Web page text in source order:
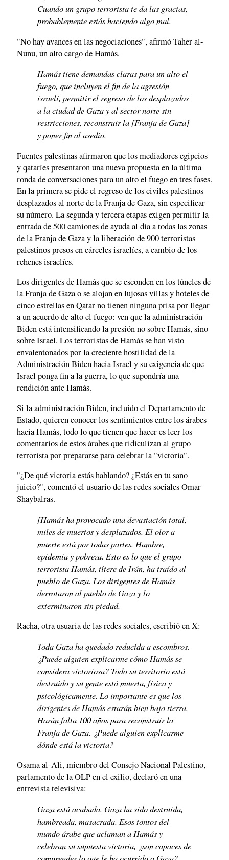
Cuando un grupo terrorista te da las gracias,
probablemente estás haciendo algo mal.
"No hay avances en las negociaciones", afirmó Taher al-
Nunu, un alto cargo de Hamás.
Hamás tiene demandas claras para un alto el
fuego, que incluyen el fin de la agresión
israelí, permitir el regreso de los desplazados
a la ciudad de Gaza y al sector norte sin
restricciones, reconstruir la [Franja de Gaza]
y poner fin al asedio.
Fuentes palestinas afirmaron que los mediadores egipcios
y qataríes presentaron una nueva propuesta en la última
ronda de conversaciones para un alto el fuego en tres fases.
En la primera se pide el regreso de los civiles palestinos
desplazados al norte de la Franja de Gaza, sin especificar
su número. La segunda y tercera etapas exigen permitir la
entrada de 500 camiones de ayuda al día a todas las zonas
de la Franja de Gaza y la liberación de 900 terroristas
palestinos presos en cárceles israelíes, a cambio de los
rehenes israelíes.
Los dirigentes de Hamás que se esconden en los túneles de
la Franja de Gaza o se alojan en lujosas villas y hoteles de
cinco estrellas en Qatar no tienen ninguna prisa por llegar
a un acuerdo de alto el fuego: ven que la administración
Biden está intensificando la presión no sobre Hamás, sino
sobre Israel. Los terroristas de Hamás se han visto
envalentonados por la creciente hostilidad de la
Administración Biden hacia Israel y su exigencia de que
Israel ponga fin a la guerra, lo que supondría una
rendición ante Hamás.
Si la administración Biden, incluido el Departamento de
Estado, quieren conocer los sentimientos entre los árabes
hacia Hamás, todo lo que tienen que hacer es leer los
comentarios de estos árabes que ridiculizan al grupo
terrorista por prepararse para celebrar la "victoria".
"¿De qué victoria estás hablando? ¿Estás en tu sano
juicio?", comentó el usuario de las redes sociales Omar
Shaybalras.
[Hamás ha provocado una devastación total,
miles de muertos y desplazados. El olor a
muerte está por todas partes. Hambre,
epidemia y pobreza. Esto es lo que el grupo
terrorista Hamás, títere de Irán, ha traído al
pueblo de Gaza. Los dirigentes de Hamás
derrotaron al pueblo de Gaza y lo
exterminaron sin piedad.
Racha, otra usuaria de las redes sociales, escribió en X:
Toda Gaza ha quedado reducida a escombros.
¿Puede alguien explicarme cómo Hamás se
considera victoriosa? Todo su territorio está
destruido y su gente está muerta, física y
psicológicamente. Lo importante es que los
dirigentes de Hamás estarán bien bajo tierra.
Harán falta 100 años para reconstruir la
Franja de Gaza. ¿Puede alguien explicarme
dónde está la victoria?
Osama al-Ali, miembro del Consejo Nacional Palestino,
parlamento de la OLP en el exilio, declaró en una
entrevista televisiva:
Gaza está acabada. Gaza ha sido destruida,
hambreada, masacrada. Esos tontos del
mundo árabe que aclaman a Hamás y
celebran su supuesta victoria, ¿son capaces de